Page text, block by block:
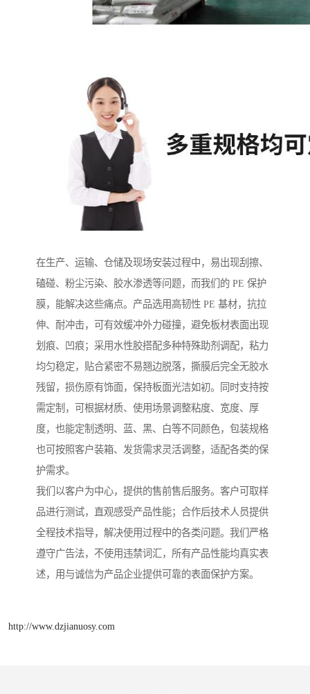
在生产、运输、仓储及现场安装过程中，易出现刮擦、
磕碰、粉尘污染、胶水渗透等问题，而我们的 PE 保护
膜，能解决这些痛点。产品选用高韧性 PE 基材，抗拉
伸、耐冲击，可有效缓冲外力碰撞，避免板材表面出现
划痕、凹痕；采用水性胶搭配多种特殊助剂调配，粘力
均匀稳定，贴合紧密不易翘边脱落，撕膜后完全无胶水
残留，损伤原有饰面，保持板面光洁如初。同时支持按
需定制，可根据材质、使用场景调整粘度、宽度、厚
度，也能定制透明、蓝、黑、白等不同颜色，包装规格
也可按照客户装箱、发货需求灵活调整，适配各类的保
护需求。
我们以客户为中心，提供的售前售后服务。客户可取样
品进行测试，直观感受产品性能；合作后技术人员提供
全程技术指导，解决使用过程中的各类问题。我们严格
遵守广告法，不使用违禁词汇，所有产品性能均真实表
述，用与诚信为产品企业提供可靠的表面保护方案。
http://www.dzjianuosy.com